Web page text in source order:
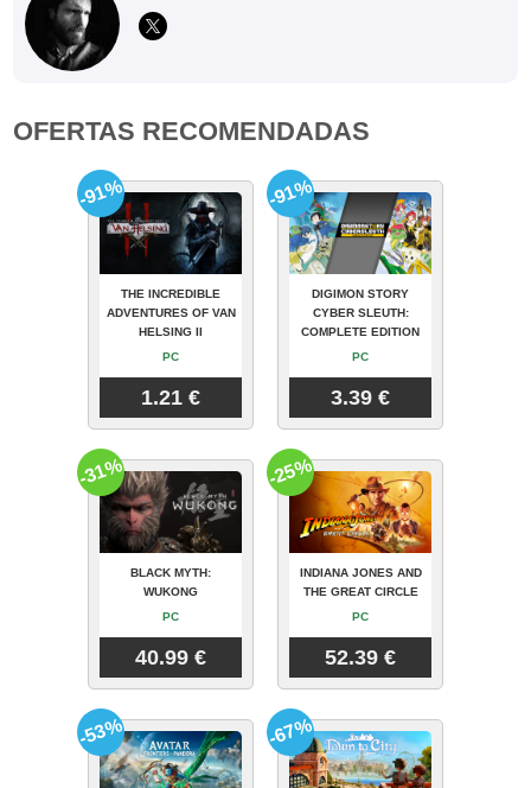
OFERTAS RECOMENDADAS
THE INCREDIBLE
ADVENTURES OF VAN
HELSING II
PC
1.21 €
-91%
DIGIMON STORY
CYBER SLEUTH:
COMPLETE EDITION
PC
3.39 €
-91%
BLACK MYTH:
WUKONG
PC
40.99 €
-31%
INDIANA JONES AND
THE GREAT CIRCLE
PC
52.39 €
-25%
-53% -67%